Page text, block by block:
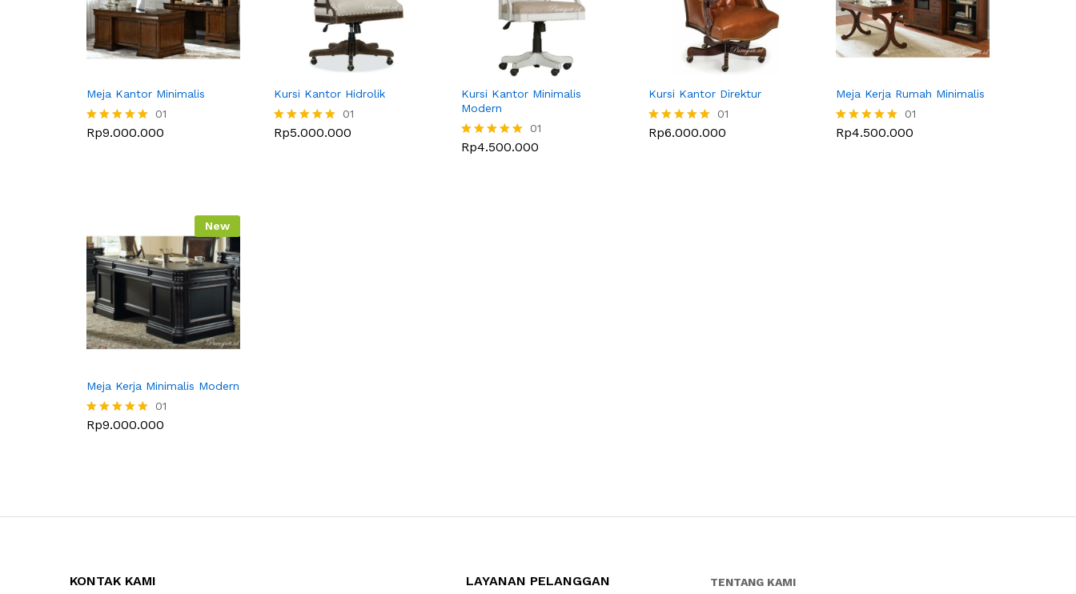
Meja Kantor Minimalis
Dinilai
01
Rp9.000.000
Kursi Kantor Hidrolik
Dinilai
01
Rp5.000.000
Kursi Kantor Minimalis
Modern
Dinilai
01
Rp4.500.000
Kursi Kantor Direktur
Dinilai
01
Rp6.000.000
Meja Kerja Rumah Minimalis
Dinilai
01
Rp4.500.000
New
Meja Kerja Minimalis Modern
Dinilai
01
Rp9.000.000
KONTAK KAMI LAYANAN PELANGGAN TENTANG KAMI